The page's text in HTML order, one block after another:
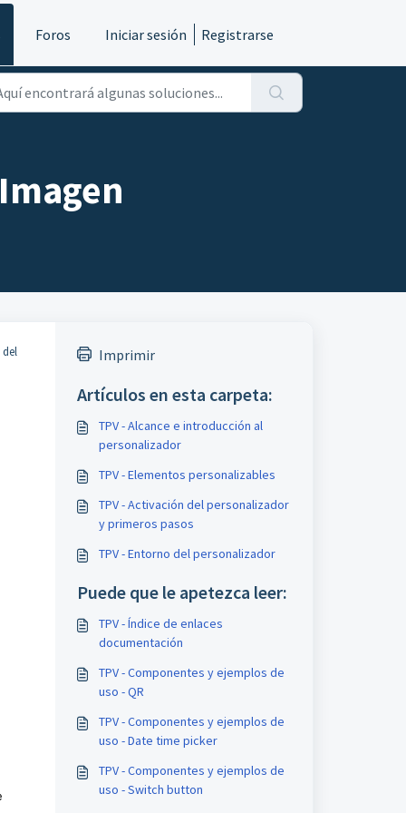
Foros Iniciar sesión Registrarse
del Imprimir
Artículos en esta carpeta:
TPV - Alcance e introducción al
personalizador
TPV - Elementos personalizables
TPV - Activación del personalizador
y primeros pasos
TPV - Entorno del personalizador
Puede que le apetezca leer:
TPV - Índice de enlaces
documentación
TPV - Componentes y ejemplos de
uso - QR
TPV - Componentes y ejemplos de
uso - Date time picker
TPV - Componentes y ejemplos de
uso - Switch button